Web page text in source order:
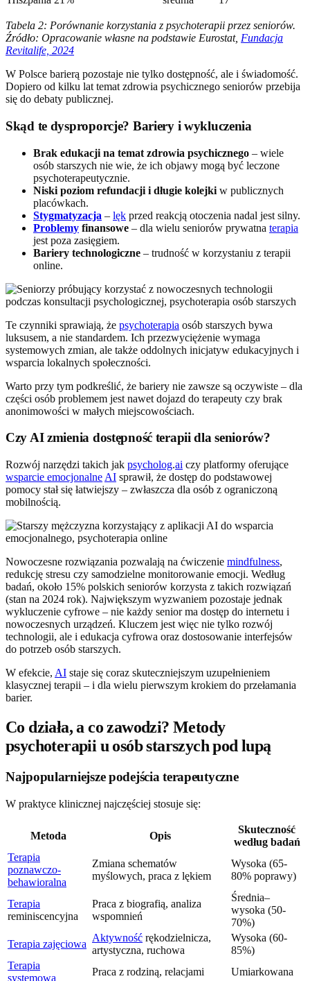
Tabela 2: Porównanie korzystania z psychoterapii przez seniorów.
Źródło: Opracowanie własne na podstawie Eurostat, Fundacja
Revitalife, 2024
W Polsce barierą pozostaje nie tylko dostępność, ale i świadomość.
Dopiero od kilku lat temat zdrowia psychicznego seniorów przebija
się do debaty publicznej.
Skąd te dysproporcje? Bariery i wykluczenia
Brak edukacji na temat zdrowia psychicznego – wiele
osób starszych nie wie, że ich objawy mogą być leczone
psychoterapeutycznie.
Niski poziom refundacji i długie kolejki w publicznych
placówkach.
Stygmatyzacja – lęk przed reakcją otoczenia nadal jest silny.
Problemy finansowe – dla wielu seniorów prywatna terapia
jest poza zasięgiem.
Bariery technologiczne – trudność w korzystaniu z terapii
online.
Te czynniki sprawiają, że psychoterapia osób starszych bywa
luksusem, a nie standardem. Ich przezwyciężenie wymaga
systemowych zmian, ale także oddolnych inicjatyw edukacyjnych i
wsparcia lokalnych społeczności.
Warto przy tym podkreślić, że bariery nie zawsze są oczywiste – dla
części osób problemem jest nawet dojazd do terapeuty czy brak
anonimowości w małych miejscowościach.
Czy AI zmienia dostępność terapii dla seniorów?
Rozwój narzędzi takich jak psycholog.ai czy platformy oferujące
wsparcie emocjonalne AI sprawił, że dostęp do podstawowej
pomocy stał się łatwiejszy – zwłaszcza dla osób z ograniczoną
mobilnością.
Nowoczesne rozwiązania pozwalają na ćwiczenie mindfulness,
redukcję stresu czy samodzielne monitorowanie emocji. Według
badań, około 15% polskich seniorów korzysta z takich rozwiązań
(stan na 2024 rok). Największym wyzwaniem pozostaje jednak
wykluczenie cyfrowe – nie każdy senior ma dostęp do internetu i
nowoczesnych urządzeń. Kluczem jest więc nie tylko rozwój
technologii, ale i edukacja cyfrowa oraz dostosowanie interfejsów
do potrzeb osób starszych.
W efekcie, AI staje się coraz skuteczniejszym uzupełnieniem
klasycznej terapii – i dla wielu pierwszym krokiem do przełamania
barier.
Co działa, a co zawodzi? Metody
psychoterapii u osób starszych pod lupą
Najpopularniejsze podejścia terapeutyczne
W praktyce klinicznej najczęściej stosuje się:
Metoda Opis
Skuteczność
według badań
Terapia
poznawczo-
behawioralna
Zmiana schematów
myślowych, praca z lękiem
Wysoka (65-
80% poprawy)
Terapia
reminiscencyjna
Praca z biografią, analiza
wspomnień
Średnia–
wysoka (50-
70%)
Terapia zajęciowa
Aktywność rękodzielnicza,
artystyczna, ruchowa
Wysoka (60-
85%)
Terapia
systemowa
Praca z rodziną, relacjami Umiarkowana